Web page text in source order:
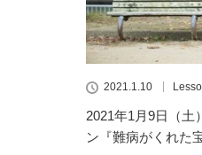
2021.1.10
2021年1月9日（土
ン『難病がくれた